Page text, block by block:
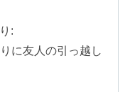
:
に友人の引っ越し